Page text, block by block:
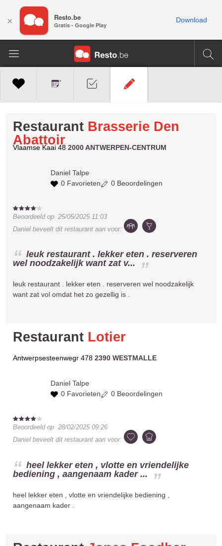
Restaurant Brasserie Den
Abattoir
Vlaamse Kaai 482000 ANTWERPEN-CENTRUM
Daniel Talpe
0 Favorieten
0 Beoordelingen
Beoordeeld op25/05/2025 11:03
Daniel beveelt dit restaurant aan voor:
leuk restaurant . lekker eten . reserveren
wel noodzakelijk want zat v...
leuk restaurant . lekker eten . reserveren wel noodzakelijk
want zat vol omdat het zo gezellig is .
Restaurant Lotier
Antwerpsesteenwegr 4782390 WESTMALLE
Daniel Talpe
0 Favorieten
0 Beoordelingen
Beoordeeld op28/02/2025 09:26
Daniel beveelt dit restaurant aan voor:
heel lekker eten , vlotte en vriendelijke
bediening , aangenaam kader ...
heel lekker eten , vlotte en vriendelijke bediening ,
aangenaam kader .
× Resto.be
Gratis - Google Play
Download